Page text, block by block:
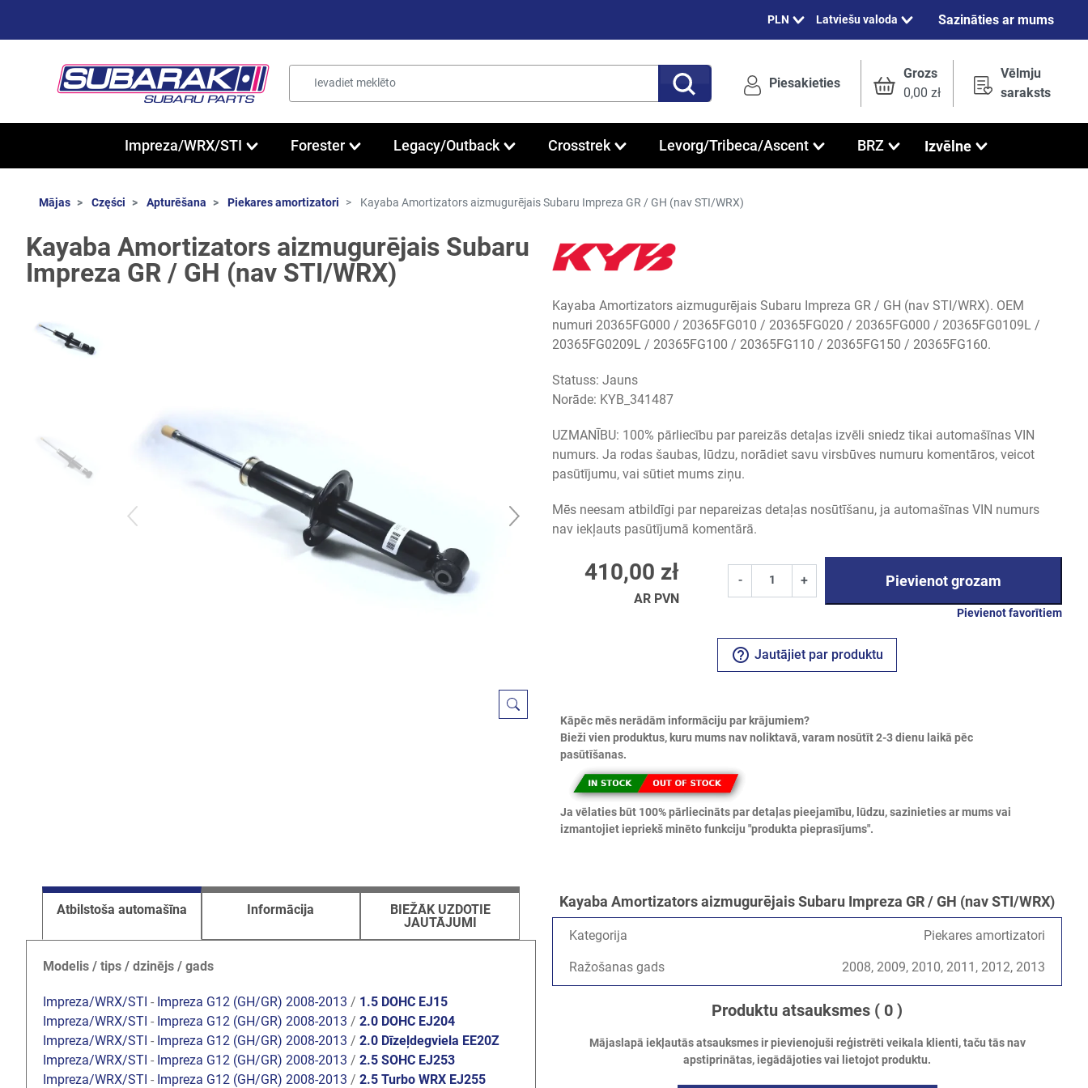
Latviešu valoda Sazināties ar mums
Piesakieties
Grozs
0,00 zł
Vēlmju
saraksts
Impreza/WRX/STI Forester Legacy/Outback Crosstrek Levorg/Tribeca/Ascent BRZ Izvēlne
Mājas Części Apturēšana Piekares amortizatori Kayaba Amortizators aizmugurējais Subaru Impreza GR / GH (nav STI/WRX)
Kayaba Amortizators aizmugurējais Subaru
Impreza GR / GH (nav STI/WRX)
Kayaba Amortizators aizmugurējais Subaru Impreza GR / GH (nav STI/WRX). OEM
numuri 20365FG000 / 20365FG010 / 20365FG020 / 20365FG000 / 20365FG0109L /
20365FG0209L / 20365FG100 / 20365FG110 / 20365FG150 / 20365FG160.
Statuss: Jauns
Norāde: KYB_341487
UZMANĪBU: 100% pārliecību par pareizās detaļas izvēli sniedz tikai automašīnas VIN
numurs. Ja rodas šaubas, lūdzu, norādiet savu virsbūves numuru komentāros, veicot
pasūtījumu, vai sūtiet mums ziņu.
Mēs neesam atbildīgi par nepareizas detaļas nosūtīšanu, ja automašīnas VIN numurs
nav iekļauts pasūtījumā komentārā.
410,00 zł
AR PVN
- + Pievienot grozam
Pievienot favorītiem
help_outline Jautājiet par produktu
Kāpēc mēs nerādām informāciju par krājumiem?
Bieži vien produktus, kuru mums nav noliktavā, varam nosūtīt 2-3 dienu laikā pēc
pasūtīšanas.
Ja vēlaties būt 100% pārliecināts par detaļas pieejamību, lūdzu, sazinieties ar mums vai
izmantojiet iepriekš minēto funkciju "produkta pieprasījums".
Atbilstoša automašīna Informācija
BIEŽĀK UZDOTIE
JAUTĀJUMI
Modelis / tips / dzinējs / gads
Impreza/WRX/STI - Impreza G12 (GH/GR) 2008-2013 / 1.5 DOHC EJ15
Impreza/WRX/STI - Impreza G12 (GH/GR) 2008-2013 / 2.0 DOHC EJ204
Impreza/WRX/STI - Impreza G12 (GH/GR) 2008-2013 / 2.0 Dīzeļdegviela EE20Z
Impreza/WRX/STI - Impreza G12 (GH/GR) 2008-2013 / 2.5 SOHC EJ253
Impreza/WRX/STI - Impreza G12 (GH/GR) 2008-2013 / 2.5 Turbo WRX EJ255
Kayaba Amortizators aizmugurējais Subaru Impreza GR / GH (nav STI/WRX)
Kategorija Piekares amortizatori
Ražošanas gads 2008, 2009, 2010, 2011, 2012, 2013
Produktu atsauksmes ( 0 )
Mājaslapā iekļautās atsauksmes ir pievienojuši reģistrēti veikala klienti, taču tās nav
apstiprinātas, iegādājoties vai lietojot produktu.